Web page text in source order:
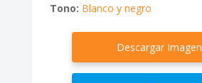
Tono: Blanco y negro
Descargar Imagen